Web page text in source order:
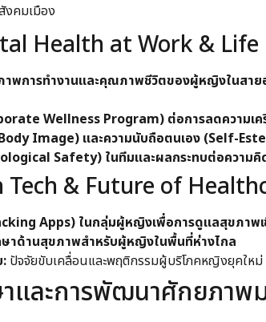
งคมเมือง
Health at Work & Life
พการทำงานและคุณภาพชีวิตของผู้หญิงในสา
Wellness Program) ต่อการลดความ
Image) และความนับถือตนเอง (Self-
Safety) ในทีมและผลกระทบต่อความคิ
Tech & Future of
Apps) ในกลุ่มผู้หญิงเพื่อการดูแลสุขภาพ
ษาด้านสุขภาพสำหรับผู้หญิงในพื้นที่ห่างไกล
ปัจจัยขับเคลื่อนและพฤติกรรมผู้บริโภคหญิงยุคใหม่
และการพัฒนาศักยภา